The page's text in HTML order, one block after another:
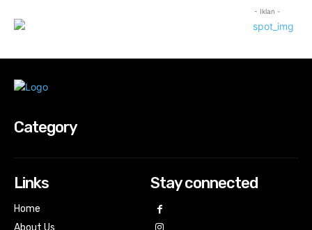
- Iklan -
Category
Links
Home
About Us
Stay connected